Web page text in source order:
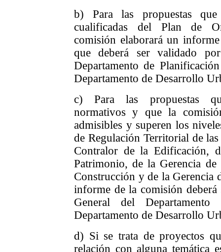
b) Para las propuestas que
cualificadas del Plan de
comisión elaborará un
que deberá ser validado
Departamento de
Departamento de Desarrollo
c) Para las propuestas
normativos y que la
admisibles y superen los
de Regulación Territorial de
Contralor de la Edificación,
Patrimonio, de la Gerencia
Construcción y de la Gerencia
informe de la comisión
General del
Departamento de Desarrollo
d) Si se trata de proyectos
relación con alguna temática